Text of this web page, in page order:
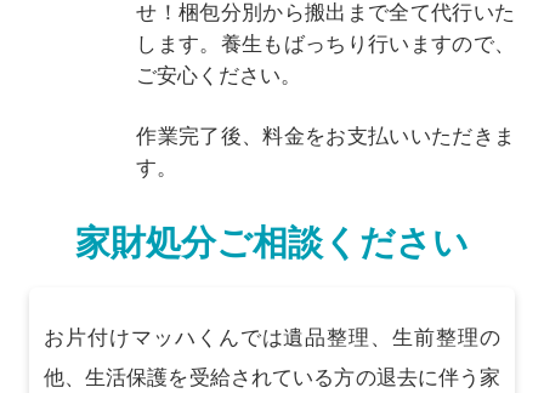
せ！梱包分別から搬出まで全て代行いた
します。養生もばっちり行いますので、
ご安心ください。
作業完了後、料金をお支払いいただきま
す。
家財処分ご相談ください
お片付けマッハくんでは遺品整理、生前整理の
他、生活保護を受給されている方の退去に伴う家